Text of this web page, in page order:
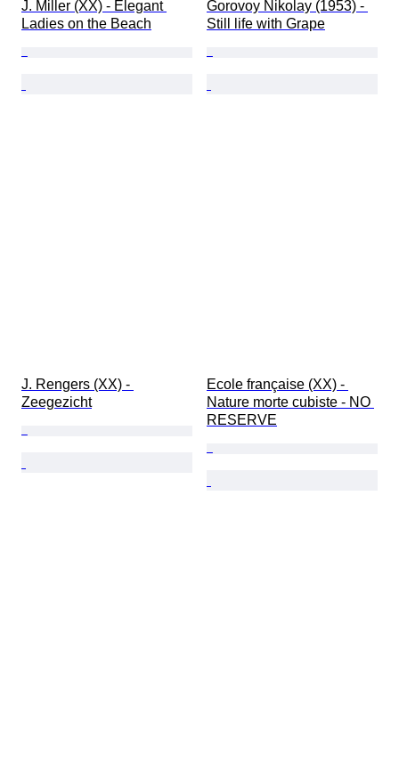
J. Miller (XX) - Elegant
Ladies on the Beach
Gorovoy Nikolay (1953) -
Still life with Grape
J. Rengers (XX) -
Zeegezicht
Ecole française (XX) -
Nature morte cubiste - NO
RESERVE